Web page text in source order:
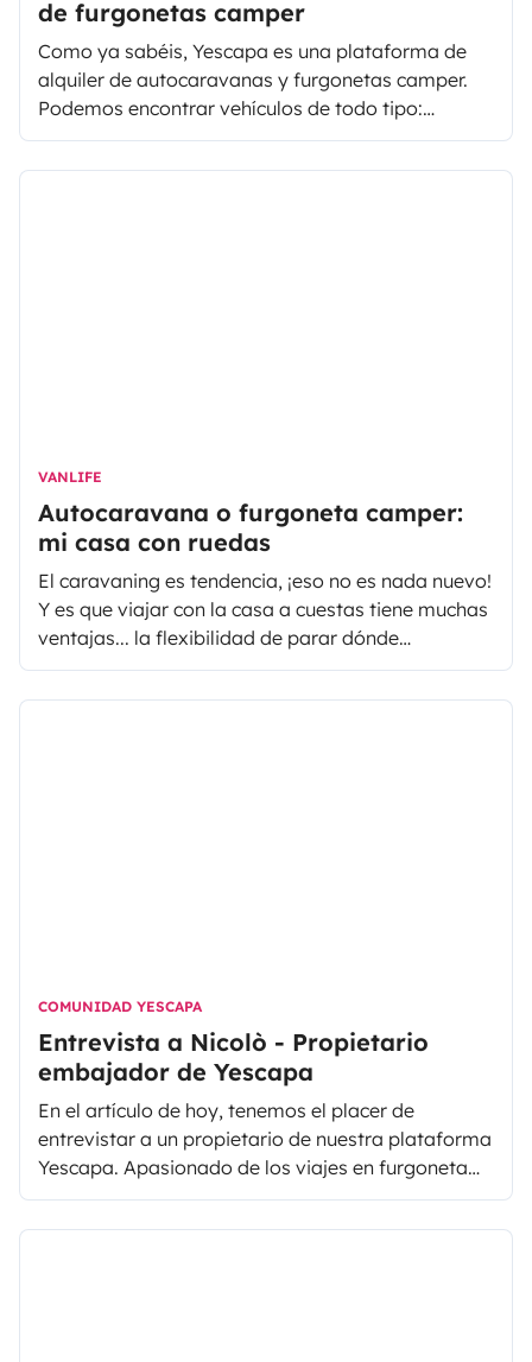
de furgonetas camper
Como ya sabéis, Yescapa es una plataforma de
alquiler de autocaravanas y furgonetas camper.
Podemos encontrar vehículos de todo tipo:
capuchinas, perfiladas... y furgonetas camper
con diseños y camperizaciones completamente
VANLIFE
Autocaravana o furgoneta camper:
mi casa con ruedas
El caravaning es tendencia, ¡eso no es nada nuevo!
Y es que viajar con la casa a cuestas tiene muchas
ventajas... la flexibilidad de parar dónde
queramos durante el viaje, poder llevar lo
necesario con nosotros a todos lados, disfrutar de
COMUNIDAD YESCAPA
Entrevista a Nicolò - Propietario
embajador de Yescapa
En el artículo de hoy, tenemos el placer de
entrevistar a un propietario de nuestra plataforma
Yescapa. Apasionado de los viajes en furgoneta
camper y usuario de servicios de la economía
colaborativa, en 2016, Nicolò decidió alquilar su